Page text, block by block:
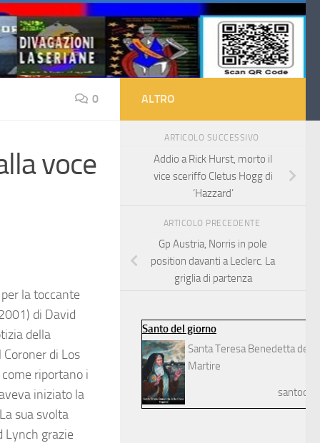
0
voce
la toccante
di David
della
di Los
riportano i
iniziato la
sua svolta
Lynch grazie
ALTRO
ARTICOLO SUCCESSIVO
Addio a Rick Hurst, morto il
vice sceriffo Cletus Hogg di
‘Hazzard’
ARTICOLO PRECEDENTE
Gp Austria, Norris in pole
position davanti a Leclerc. La
griglia di partenza
Santo del giorno
Santa Teresa Benedetta della
Martire